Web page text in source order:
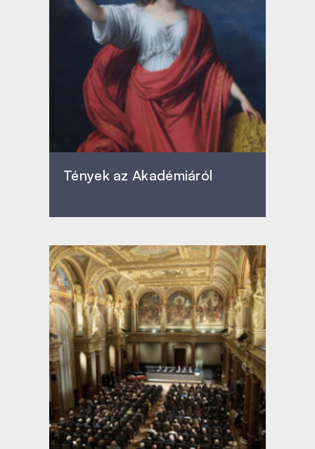
Tények az Akadémiáról